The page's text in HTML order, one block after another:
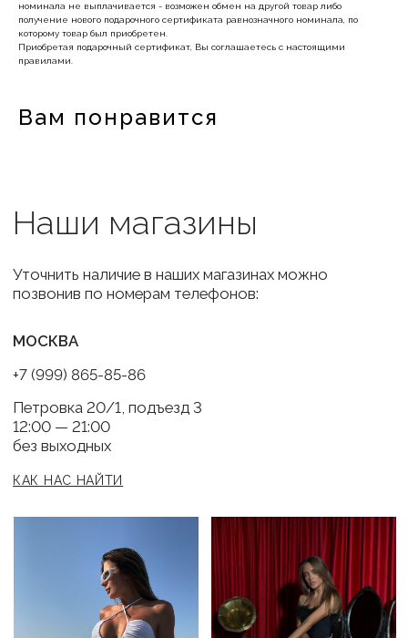
номинала не выплачивается - возможен обмен на другой товар либо
получение нового подарочного сертификата равнозначного номинала, по
которому товар был приобретен.
Приобретая подарочный сертификат, Вы соглашаетесь с настоящими
правилами.
Вам понравится
Петровка 20/1, подъезд 3
12:00 — 21:00
без выходных
КАК НАС НАЙТИ